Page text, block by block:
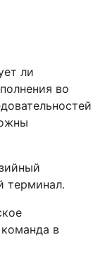
ли
во
терминал.
в